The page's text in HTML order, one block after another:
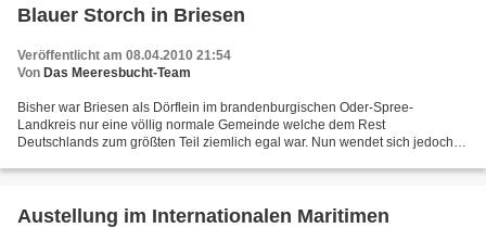
Blauer Storch in Briesen
Veröffentlicht am 08.04.2010 21:54
Von Das Meeresbucht-Team
Bisher war Briesen als Dörflein im brandenburgischen Oder-Spree-
Landkreis nur eine völlig normale Gemeinde welche dem Rest
Deutschlands zum größten Teil ziemlich egal war. Nun wendet sich jedoch
Austellung im Internationalen Maritimen